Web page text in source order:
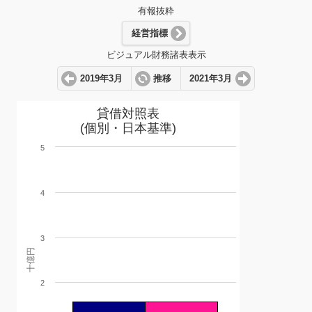
有報抜粋
経営指標
ビジュアル財務諸表表示
2019年3月 推移 2021年3月
十億円
貸借対照表
(個別・日本基準)
2
3
4
5